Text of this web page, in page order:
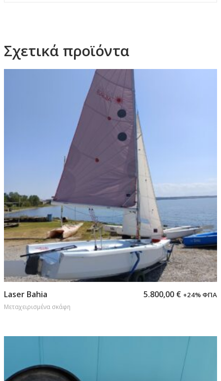
Σχετικά προϊόντα
Προσθήκη στο καλάθι
Laser Bahia
Μεταχειρισμένα σκάφη
5.800,00 € +24% ΦΠΑ